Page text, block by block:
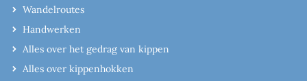
Wandelroutes
Handwerken
Alles over het gedrag van kippen
Alles over kippenhokken